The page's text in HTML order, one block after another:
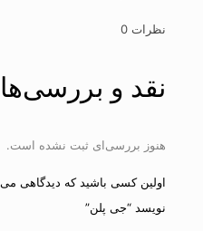
نظرات 0
نقد و بررسی‌ها
هنوز بررسی‌ای ثبت نشده است.
اولین کسی باشید که دیدگاهی می
نویسد “جی پلن”